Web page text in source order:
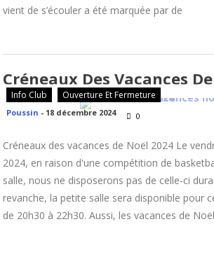
vient de s’écouler a été marquée par de
Créneaux Des Vacances
Info Club Ouverture Et Fermeture
Poussin - 18 décembre 2024 0
Créneaux des vacances de Noël 2024 Le
2024, en raison d'une compétition de
salle, nous ne disposerons pas de celle-ci
revanche, la petite salle sera disponible pour
de 20h30 à 22h30. Aussi, les vacances de